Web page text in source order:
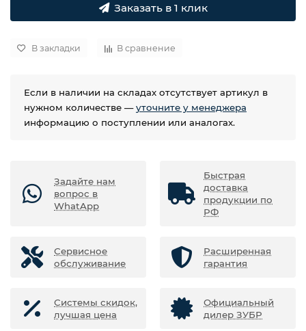
Заказать в 1 клик
В закладки В сравнение
Если в наличии на складах отсутствует артикул в
нужном количестве —уточните у менеджера
информацию о поступлении или аналогах.
Задайте нам
вопрос в
WhatApp
Быстрая
доставка
продукции по
РФ
Сервисное
обслуживание
Расширенная
гарантия
Системы скидок,
лучшая цена
Официальный
дилер ЗУБР